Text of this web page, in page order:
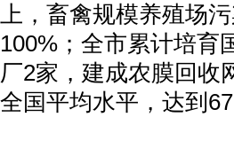
上，畜禽规模养殖场
100%；全市累计培育
厂2家，建成农膜回收
全国平均水平，达到